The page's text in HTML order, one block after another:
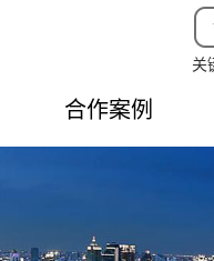
关
合作案例
房建工程